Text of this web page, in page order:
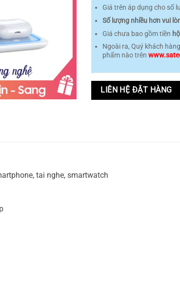
Giá trên áp dụng cho số
Số lượng nhiều hơn vui
Giá chưa bao gồm tiền
Ngoài ra, Quý khách
phẩm nào trên
LIÊN HỆ ĐẶT HÀNG
tai nghe, smartwatch